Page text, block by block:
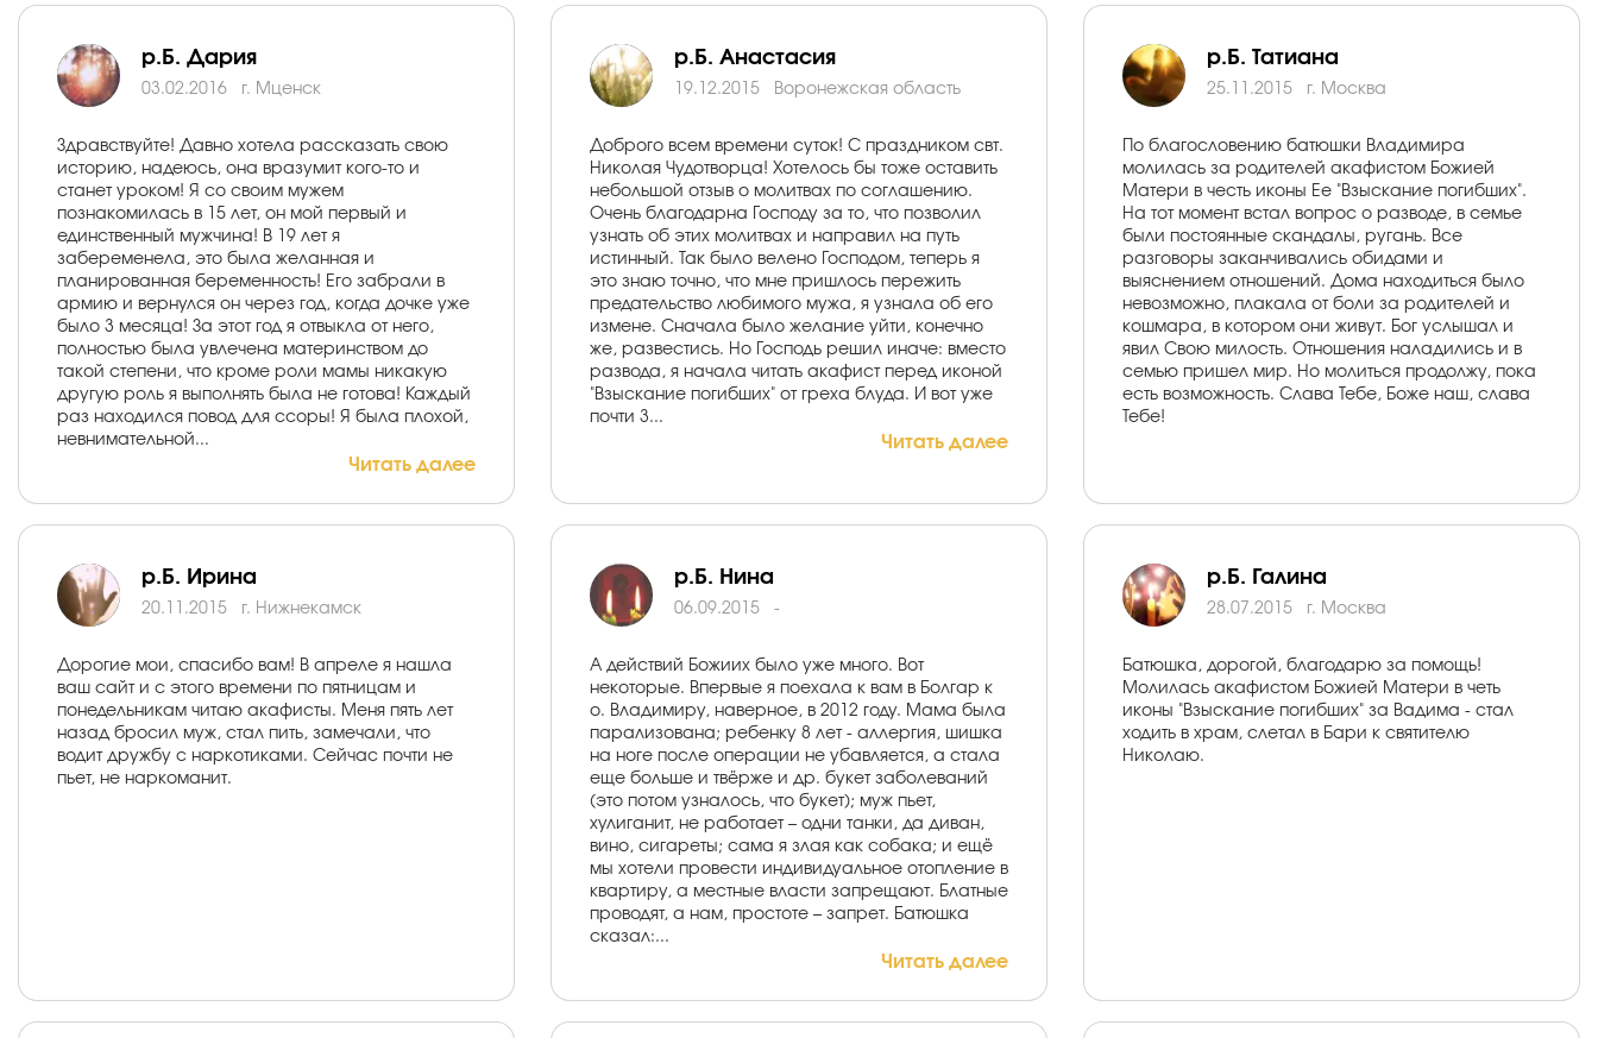
р.Б. Дария
03.02.2016 г. Мценск
Здравствуйте! Давно хотела рассказать свою
историю, надеюсь, она вразумит кого-то и
станет уроком! Я со своим мужем
познакомилась в 15 лет, он мой первый и
единственный мужчина! В 19 лет я
забеременела, это была желанная и
планированная беременность! Его забрали в
армию и вернулся он через год, когда дочке уже
было 3 месяца! За этот год я отвыкла от него,
полностью была увлечена материнством до
такой степени, что кроме роли мамы никакую
другую роль я выполнять была не готова! Каждый
раз находился повод для ссоры! Я была плохой,
невнимательной...
Читать далее
р.Б. Анастасия
19.12.2015 Воронежская область
Доброго всем времени суток! С праздником свт.
Николая Чудотворца! Хотелось бы тоже оставить
небольшой отзыв о молитвах по соглашению.
Очень благодарна Господу за то, что позволил
узнать об этих молитвах и направил на путь
истинный. Так было велено Господом, теперь я
это знаю точно, что мне пришлось пережить
предательство любимого мужа, я узнала об его
измене. Сначала было желание уйти, конечно
же, развестись. Но Господь решил иначе: вместо
развода, я начала читать акафист перед иконой
"Взыскание погибших" от греха блуда. И вот уже
почти 3...
Читать далее
р.Б. Татиана
25.11.2015 г. Москва
По благословению батюшки Владимира
молилась за родителей акафистом Божией
Матери в честь иконы Ее "Взыскание погибших".
На тот момент встал вопрос о разводе, в семье
были постоянные скандалы, ругань. Все
разговоры заканчивались обидами и
выяснением отношений. Дома находиться было
невозможно, плакала от боли за родителей и
кошмара, в котором они живут. Бог услышал и
явил Свою милость. Отношения наладились и в
семью пришел мир. Но молиться продолжу, пока
есть возможность. Слава Тебе, Боже наш, слава
Тебе!
р.Б. Ирина
20.11.2015 г. Нижнекамск
Дорогие мои, спасибо вам! В апреле я нашла
ваш сайт и с этого времени по пятницам и
понедельникам читаю акафисты. Меня пять лет
назад бросил муж, стал пить, замечали, что
водит дружбу с наркотиками. Сейчас почти не
пьет, не наркоманит.
р.Б. Нина
06.09.2015 -
А действий Божиих было уже много. Вот
некоторые. Впервые я поехала к вам в Болгар к
о. Владимиру, наверное, в 2012 году. Мама была
парализована; ребенку 8 лет - аллергия, шишка
на ноге после операции не убавляется, а стала
еще больше и твёрже и др. букет заболеваний
(это потом узналось, что букет); муж пьет,
хулиганит, не работает – одни танки, да диван,
вино, сигареты; сама я злая как собака; и ещё
мы хотели провести индивидуальное отопление в
квартиру, а местные власти запрещают. Блатные
проводят, а нам, простоте – запрет. Батюшка
сказал:...
Читать далее
р.Б. Галина
28.07.2015 г. Москва
Батюшка, дорогой, благодарю за помощь!
Молилась акафистом Божией Матери в четь
иконы "Взыскание погибших" за Вадима - стал
ходить в храм, слетал в Бари к святителю
Николаю.